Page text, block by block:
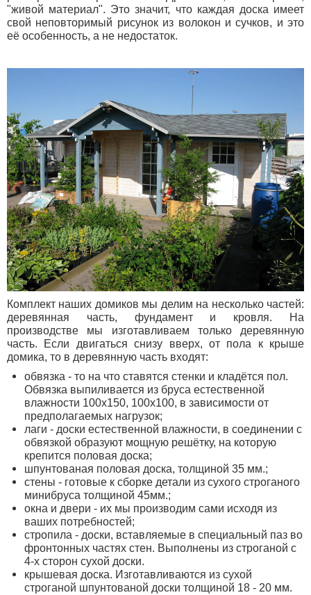
"живой материал". Это значит, что каждая доска имеет
свой неповторимый рисунок из волокон и сучков, и это
её особенность, а не недостаток.
Комплект наших домиков мы делим на несколько частей:
деревянная часть, фундамент и кровля. На
производстве мы изготавливаем только деревянную
часть. Если двигаться снизу вверх, от пола к крыше
домика, то в деревянную часть входят:
обвязка - то на что ставятся стенки и кладётся пол.
Обвязка выпиливается из бруса естественной
влажности 100х150, 100х100, в зависимости от
предполагаемых нагрузок;
лаги - доски естественной влажности, в соединении с
обвязкой образуют мощную решётку, на которую
крепится половая доска;
шпунтованая половая доска, толщиной 35 мм.;
стены - готовые к сборке детали из сухого строганого
минибруса толщиной 45мм.;
окна и двери - их мы производим сами исходя из
ваших потребностей;
стропила - доски, вставляемые в специальный паз во
фронтонных частях стен. Выполнены из строганой с
4-х сторон сухой доски.
крышевая доска. Изготавливаются из сухой
строганой шпунтованой доски толщиной 18 - 20 мм.